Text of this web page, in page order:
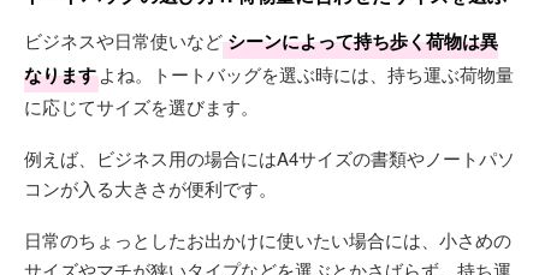
ビジネスや日常使いなどシーンによって持ち歩く荷物は異
なりますよね。トートバッグを選ぶ時には、持ち運ぶ荷物量
に応じてサイズを選びます。
例えば、ビジネス用の場合にはA4サイズの書類やノートパソ
コンが入る大きさが便利です。
日常のちょっとしたお出かけに使いたい場合には、小さめの
サイズやマチが狭いタイプなどを選ぶとかさばらず、持ち運